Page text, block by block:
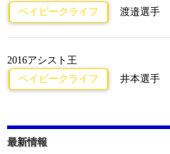
ベイビークライフ
渡邉選手
2016アシスト王
ベイビークライフ
井本選手
最新情報